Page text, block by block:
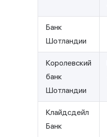
Банк
Шотландии
Королевский
банк
Шотландии
Клайдсдейл
Банк